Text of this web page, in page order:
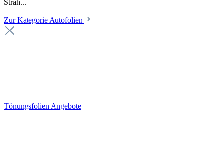
Strah...
Zur Kategorie Autofolien
Tönungsfolien Angebote